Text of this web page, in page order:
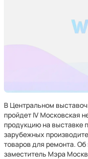
В Центральном
пройдет IV Московская
продукцию на выставке
зарубежных
товаров для ремонта.
заместитель Мэра